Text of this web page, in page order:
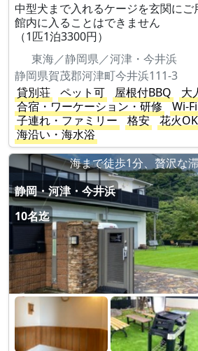
中型犬まで入れるケージを玄関にご
館内に入ることはできません
（1匹1泊3300円）
東海／静岡県／河津・今井浜
静岡県賀茂郡河津町今井浜111-3
貸別荘
ペット可 屋根付BBQ
大
合宿・ワーケーション・研修
Wi-Fi
子連れ・ファミリー
格安 花火OK
海沿い・海水浴
海まで徒歩1分、贅沢な
静岡・河津・今井浜
10名迄